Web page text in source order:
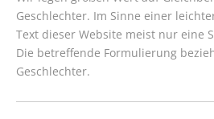
Geschlechter. Im Sinne einer
Text dieser Website meist nur eine
Die betreffende Formulierung
Geschlechter.